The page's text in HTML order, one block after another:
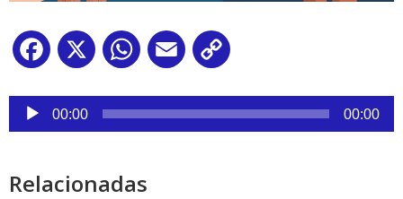
Facebook
X WhatsApp
Email
Reproductor
audio
00:00 00:00
Relacionadas